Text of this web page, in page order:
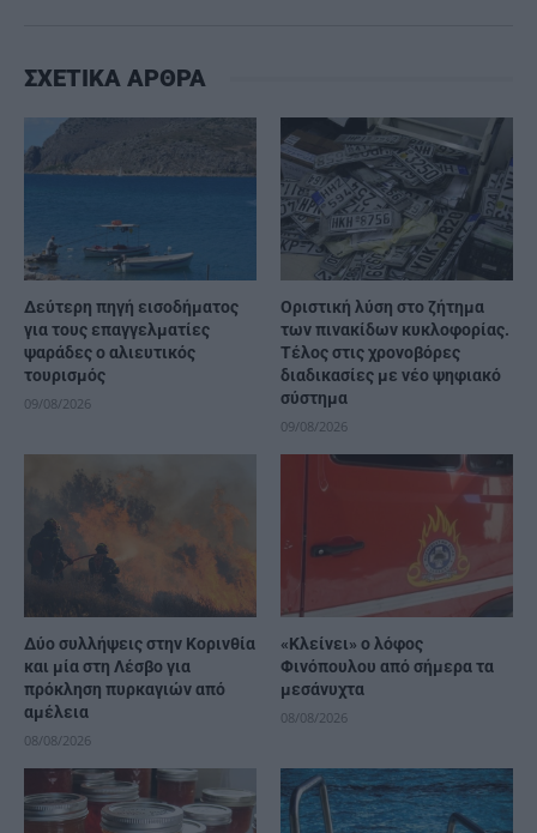
ΣΧΕΤΙΚΑ ΑΡΘΡΑ
Δεύτερη πηγή εισοδήματος
για τους επαγγελματίες
ψαράδες ο αλιευτικός
τουρισμός
09/08/2026
Οριστική λύση στο ζήτημα
των πινακίδων κυκλοφορίας.
Τέλος στις χρονοβόρες
διαδικασίες με νέο ψηφιακό
σύστημα
09/08/2026
Δύο συλλήψεις στην Κορινθία
και μία στη Λέσβο για
πρόκληση πυρκαγιών από
αμέλεια
08/08/2026
«Κλείνει» ο λόφος
Φινόπουλου από σήμερα τα
μεσάνυχτα
08/08/2026